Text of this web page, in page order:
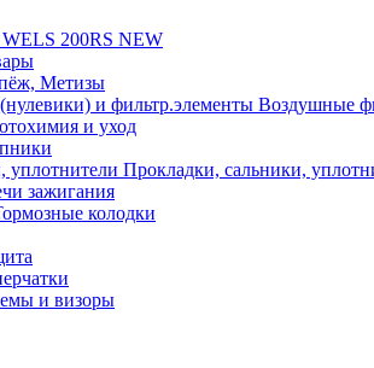
WELS 200RS NEW
Метизы
Воздушные
и уход
Прокладки, сальники,
зажигания
колодки
и визоры